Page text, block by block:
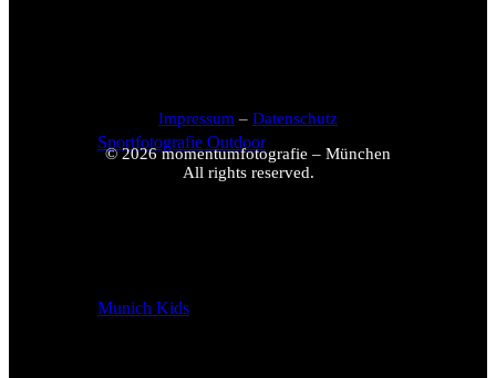
Sportfotografie Outdoor
Munich Kids
Impressum – Datenschutz
© 2026 momentumfotografie – München
All rights reserved.